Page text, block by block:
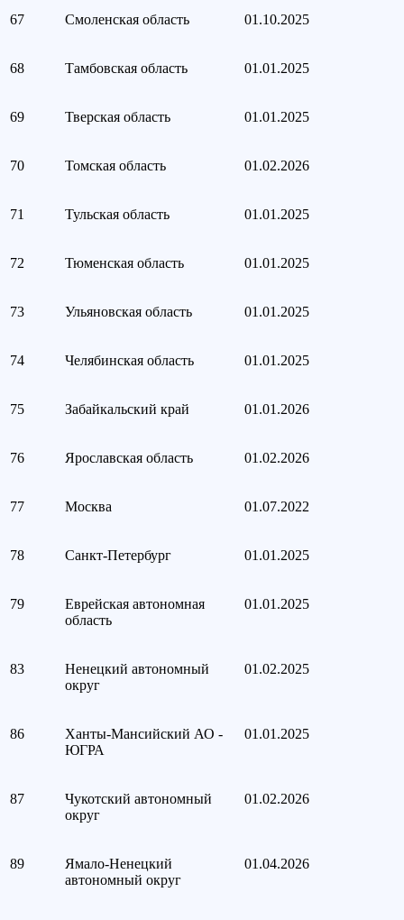
67 Смоленская область 01.10.2025
68 Тамбовская область 01.01.2025
69 Тверская область 01.01.2025
70 Томская область 01.02.2026
71 Тульская область 01.01.2025
72 Тюменская область 01.01.2025
73 Ульяновская область 01.01.2025
74 Челябинская область 01.01.2025
75 Забайкальский край 01.01.2026
76 Ярославская область 01.02.2026
77 Москва 01.07.2022
78 Санкт-Петербург 01.01.2025
79
Еврейская автономная
область
01.01.2025
83
Ненецкий автономный
округ
01.02.2025
86
Ханты-Мансийский АО -
ЮГРА
01.01.2025
87
Чукотский автономный
округ
01.02.2026
89
Ямало-Ненецкий
автономный округ
01.04.2026